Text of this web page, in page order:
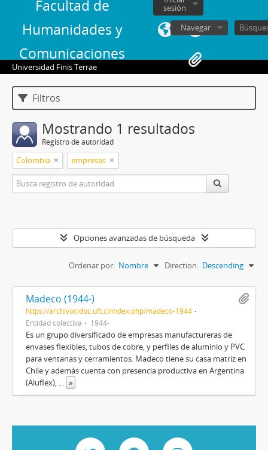
Facultad de
Humanidades y
Comunicaciones
sesión
Navegar
Universidad Finis Terrae
Filtros
Mostrando 1 resultados
Registro de autoridad
Colombia empresas
Opciones avanzadas de búsqueda
Ordenar por: Nombre Direction: Descending
Madeco (1944-)
https://archivocidoc.uft.cl/index.php/madeco-1944
Entidad colectiva
1944-
Es un grupo diversificado de empresas manufactureras de
envases flexibles, tubos de cobre, y perfiles de aluminio y PVC
para ventanas y cerramientos. Madeco tiene su casa matriz en
Chile y además cuenta con presencia productiva en Argentina
(Aluflex), ... »